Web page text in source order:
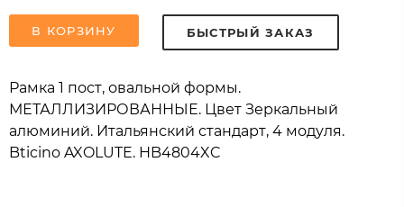
В КОРЗИНУ БЫСТРЫЙ ЗАКАЗ
Рамка 1 пост, овальной формы.
МЕТАЛЛИЗИРОВАННЫЕ. Цвет Зеркальный
алюминий. Итальянский стандарт, 4 модуля.
Bticino AXOLUTE. HB4804XC